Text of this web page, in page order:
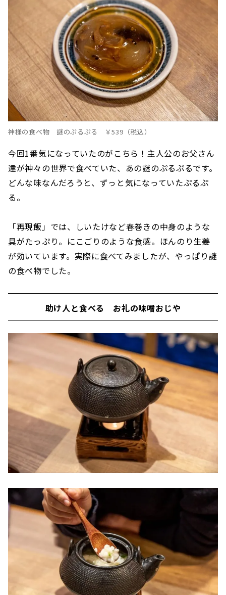
神様の食べ物 謎のぷるぷる ￥539（税込）
今回1番気になっていたのがこちら！主人公のお父さん
達が神々の世界で食べていた、あの謎のぷるぷるです。
どんな味なんだろうと、ずっと気になっていたぷるぷ
る。
「再現飯」では、しいたけなど春巻きの中身のような
具がたっぷり。にこごりのような食感。ほんのり生姜
が効いています。実際に食べてみましたが、やっぱり謎
の食べ物でした。
助け人と食べる お礼の味噌おじや